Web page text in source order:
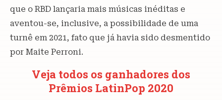
que o RBD lançaria mais músicas inéditas e
aventou-se, inclusive, a possibilidade de uma
turnê em 2021, fato que já havia sido desmentido
por Maite Perroni.
Veja todos os ganhadores dos
Prêmios LatinPop 2020